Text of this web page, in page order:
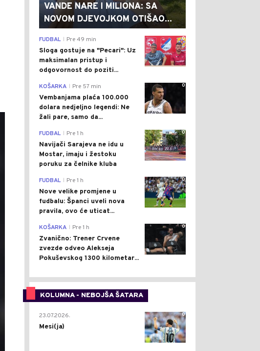
VANDE NARE I MILIONA: SA
NOVOM DJEVOJKOM OTIŠAO...
0
FUDBAL Pre 49 min
Sloga gostuje na "Pecari": Uz
maksimalan pristup i
odgovornost do poziti...
0
KOŠARKA Pre 57 min
Vembanjama plaća 100.000
dolara nedjeljno legendi: Ne
žali pare, samo da...
0
FUDBAL Pre 1 h
Navijači Sarajeva ne idu u
Mostar, imaju i žestoku
poruku za čelnike kluba
0
FUDBAL Pre 1 h
Nove velike promjene u
fudbalu: Španci uveli nova
pravila, ovo će uticat...
0
KOŠARKA Pre 1 h
Zvanično: Trener Crvene
zvezde odveo Alekseja
Pokuševskog 1300 kilometar...
KOLUMNA - NEBOJŠA ŠATARA
0
23.07.2026.
Mesi(ja)